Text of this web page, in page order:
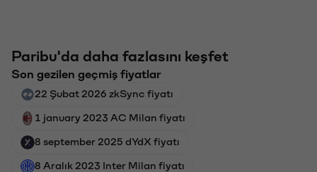
Paribu'da daha fazlasını keşfet
Son gezilen geçmiş fiyatlar
22 Şubat 2026 zkSync fiyatı
1 january 2023 AC Milan fiyatı
8 september 2025 dYdX fiyatı
8 Aralık 2023 Inter Milan fiyatı